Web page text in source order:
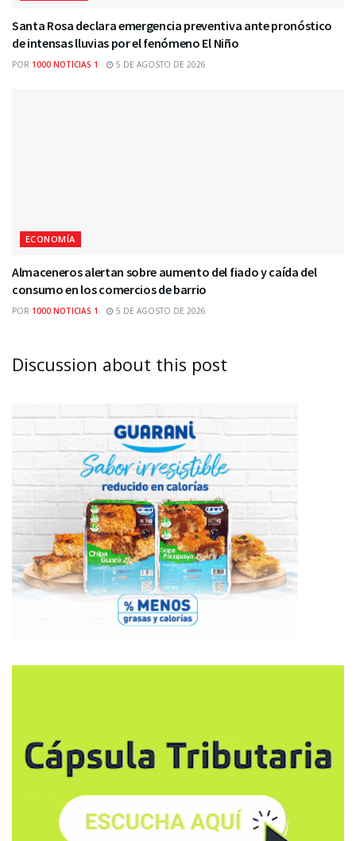
Santa Rosa declara emergencia preventiva ante pronóstico
de intensas lluvias por el fenómeno El Niño
POR 1000 NOTICIAS 1 5 DE AGOSTO DE 2026
ECONOMÍA
Almaceneros alertan sobre aumento del fiado y caída del
consumo en los comercios de barrio
POR 1000 NOTICIAS 1 5 DE AGOSTO DE 2026
Discussion about this post